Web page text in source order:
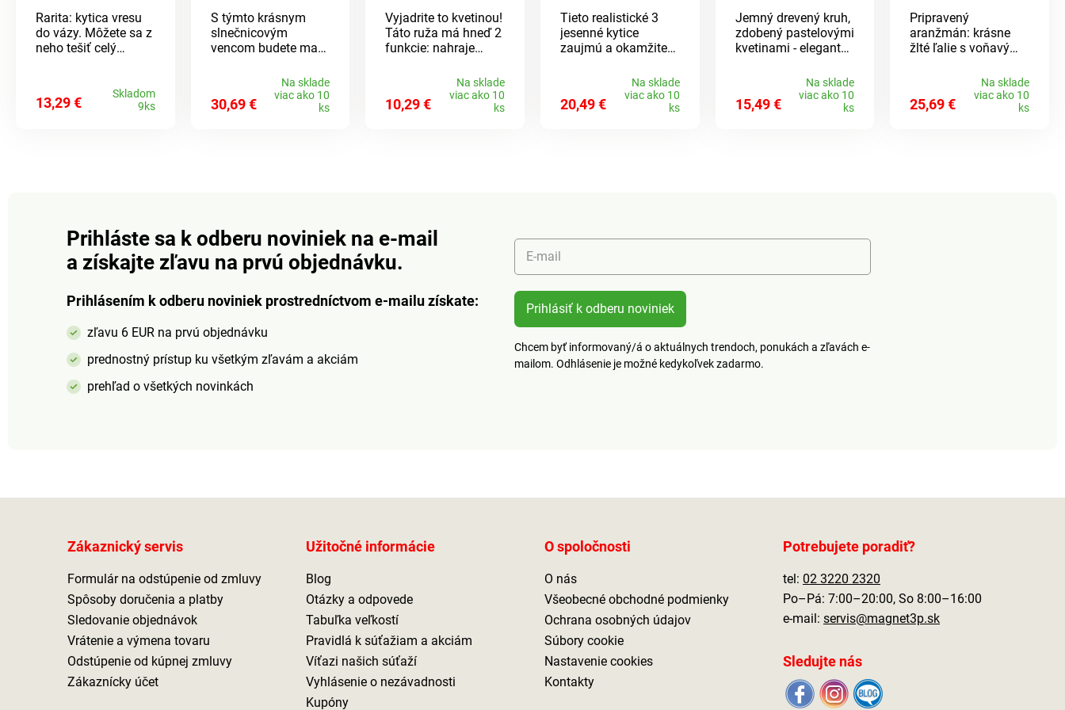
životnosti tým, že
kytice, vence,
aranžmán a ďalší
starostlivo zafixujete
lakom na vlasy. Stačí
aj veľmi málo zo
fén na najnižší
stupeň, bez tepla av
dostatočnej
vzdialenosti.
Rozmery: dĺžka cca
Rarita: kytica vresu
do vázy. Môžete sa z
neho tešiť celý
13,29 €
Skladom
9ks
S týmto krásnym
slnečnicovým
vencom budete mať
Skvelý pútač na
vchodové dvere,
stenu alebo okno.
30,69 €
Na sklade
viac ako 10
ks
Vyjadrite to kvetinou!
Táto ruža má hneď 2
funkcie: nahraje
prehraje ich po
stlačení tlačidla.
Navyše ešte zahraje
10,29 €
Na sklade
viac ako 10
ks
Tieto realistické 3
jesenné kytice
zaujmú a okamžite
jesenný nádych.
Odolné voči počasiu
a UV žiareniu.
20,49 €
Na sklade
viac ako 10
ks
Jemný drevený kruh,
zdobený pastelovými
kvetinami - elegantný
okna alebo voľne v
miestnosti. Drevo.
Voňavé a jemné.
15,49 €
Na sklade
viac ako 10
ks
Pripravený
aranžmán: krásne
žlté ľalie s voňavými
kvetmi. Úžasné, že
táto krásna kytica
pokvitne navždy!
25,69 €
Na sklade
viac ako 10
ks
Prihláste sa k odberu noviniek na e-mail
a získajte zľavu na prvú objednávku.
Prihlásením k odberu noviniek prostredníctvom e-mailu získate:
zľavu 6 EUR na prvú objednávku
prednostný prístup ku všetkým zľavám a akciám
prehľad o všetkých novinkách
E-mail
Prihlásiť k odberu noviniek
Chcem byť informovaný/á o aktuálnych trendoch, ponukách a zľavách e-
mailom. Odhlásenie je možné kedykoľvek zadarmo.
Zákaznický servis
Formulár na odstúpenie od zmluvy
Spôsoby doručenia a platby
Sledovanie objednávok
Vrátenie a výmena tovaru
Odstúpenie od kúpnej zmluvy
Zákaznícky účet
Užitočné informácie
Blog
Otázky a odpovede
Tabuľka veľkostí
Pravidlá k súťažiam a akciám
Víťazi našich súťaží
Vyhlásenie o nezávadnosti
Kupóny
O spoločnosti
O nás
Všeobecné obchodné podmienky
Ochrana osobných údajov
Súbory cookie
Nastavenie cookies
Kontakty
Potrebujete poradiť?
tel: 02 3220 2320
Po–Pá: 7:00–20:00, So 8:00–16:00
e-mail: servis@magnet3p.sk
Sledujte nás